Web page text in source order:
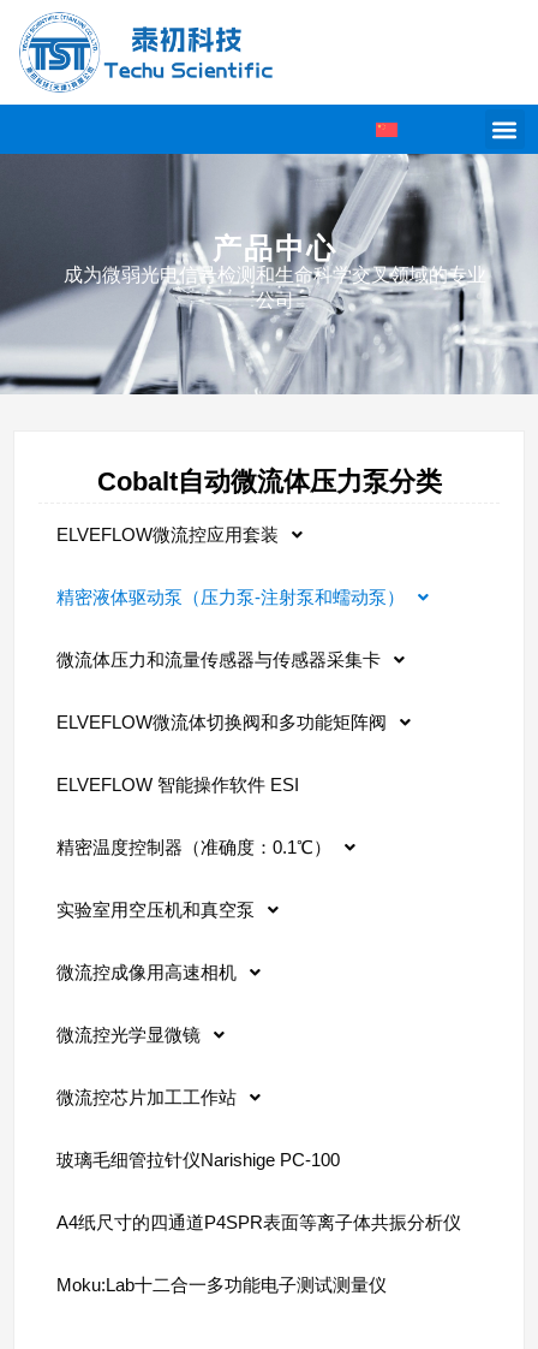
产品中心
成为微弱光电信号检测和生命科学交叉领域的专业
公司
Cobalt自动微流体压力泵分类
ELVEFLOW微流控应用套装
精密液体驱动泵（压力泵-注射泵和蠕动泵）
微流体压力和流量传感器与传感器采集卡
ELVEFLOW微流体切换阀和多功能矩阵阀
ELVEFLOW 智能操作软件 ESI
精密温度控制器（准确度：0.1℃）
实验室用空压机和真空泵
微流控成像用高速相机
微流控光学显微镜
微流控芯片加工工作站
玻璃毛细管拉针仪Narishige PC-100
A4纸尺寸的四通道P4SPR表面等离子体共振分析仪
Moku:Lab十二合一多功能电子测试测量仪